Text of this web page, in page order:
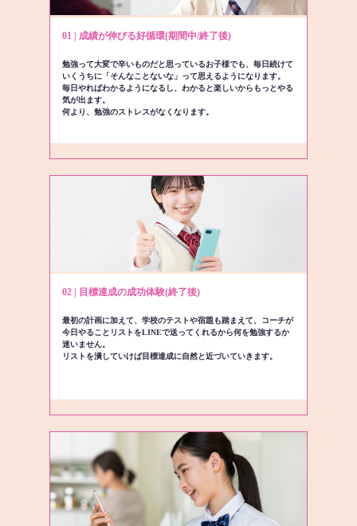
01 | 成績が伸びる好循環(期間中/終了後)
勉強って大変で辛いものだと思っているお子様でも、毎日続けて
いくうちに「そんなことないな」って思えるようになります。
毎日やればわかるようになるし、わかると楽しいからもっとやる
気が出ます。
何より、勉強のストレスがなくなります。
02 | 目標達成の成功体験(終了後)
最初の計画に加えて、学校のテストや宿題も踏まえて、コーチが
今日やることリストをLINEで送ってくれるから何を勉強するか
迷いません。
リストを潰していけば目標達成に自然と近づいていきます。